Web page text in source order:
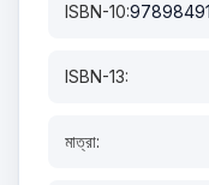
ISBN-10:
ISBN-13:
মাত্রা: